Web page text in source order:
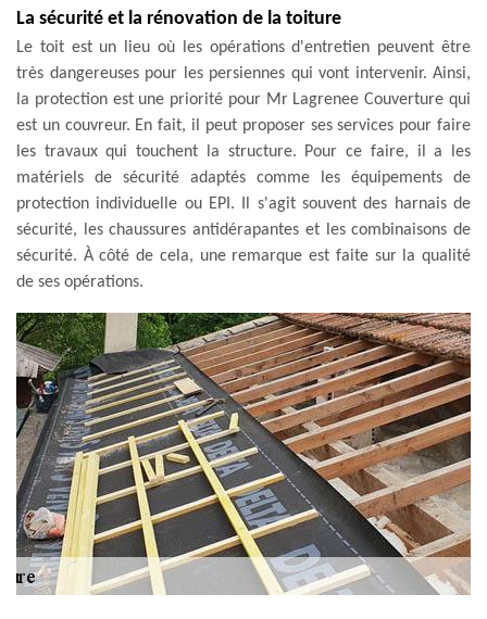
La sécurité et la rénovation de la toiture
Le toit est un lieu où les opérations d'entretien peuvent être
très dangereuses pour les persiennes qui vont intervenir. Ainsi,
la protection est une priorité pour Mr Lagrenee Couverture qui
est un couvreur. En fait, il peut proposer ses services pour faire
les travaux qui touchent la structure. Pour ce faire, il a les
matériels de sécurité adaptés comme les équipements de
protection individuelle ou EPI. Il s'agit souvent des harnais de
sécurité, les chaussures antidérapantes et les combinaisons de
sécurité. À côté de cela, une remarque est faite sur la qualité
de ses opérations.